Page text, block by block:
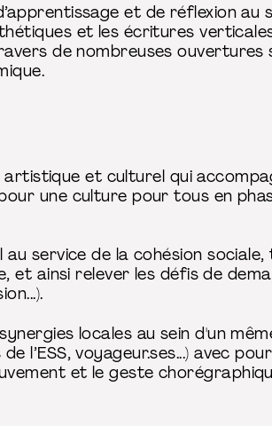
et de réflexion
et les écritures
de nombreuses ouvertures
artistique et culturel qui
une culture pour tous en
service de la cohésion
et ainsi relever les défis de
locales au sein d'un
l’ESS, voyageur.ses...) avec
et le geste